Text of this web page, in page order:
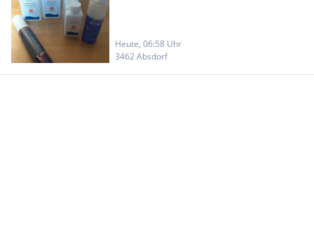
Heute, 06:58 Uhr
3462 Absdorf